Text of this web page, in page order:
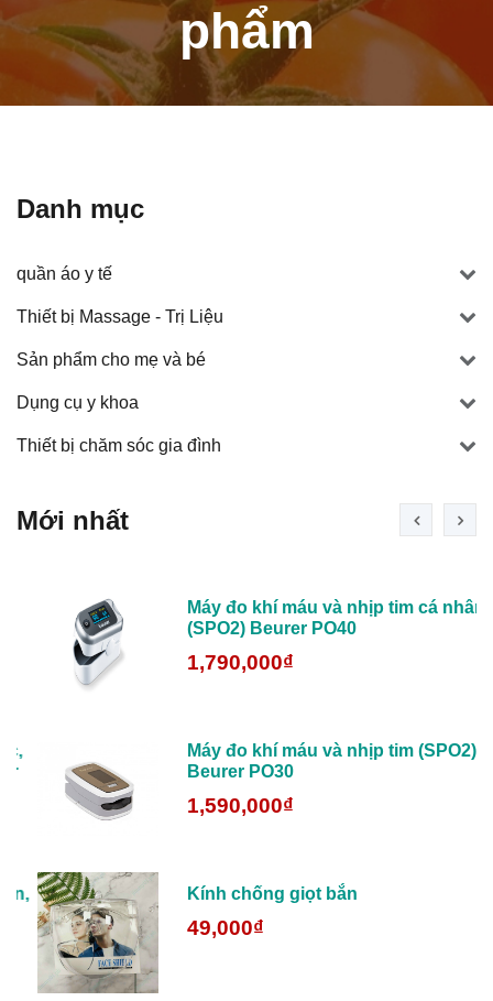
phẩm
Danh mục
quần áo y tế
Thiết bị Massage - Trị Liệu
Sản phẩm cho mẹ và bé
Dụng cụ y khoa
Thiết bị chăm sóc gia đình
Mới nhất
Máy đo khí máu và nhịp tim cá nhân
(SPO2) Beurer PO40
1,790,000₫
Máy đo khí máu và nhịp tim (SPO2)
Beurer PO30
1,590,000₫
Kính chống giọt bắn
49,000₫